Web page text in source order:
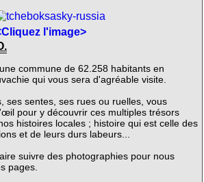
l'image>
commune de 62.258 habitants en
qui vous sera d'agréable visite.
ses sentes, ses rues ou ruelles, vous
pour y découvrir ces multiples trésors
histoires locales ; histoire qui est celle des
et de leurs durs labeurs...
suivre des photographies pour nous
pages.